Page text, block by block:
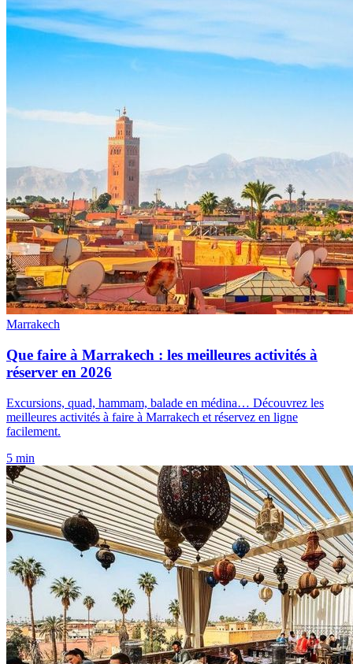
Marrakech
Que faire à Marrakech : les meilleures activités à
réserver en 2026
Excursions, quad, hammam, balade en médina… Découvrez les
meilleures activités à faire à Marrakech et réservez en ligne
facilement.
5 min